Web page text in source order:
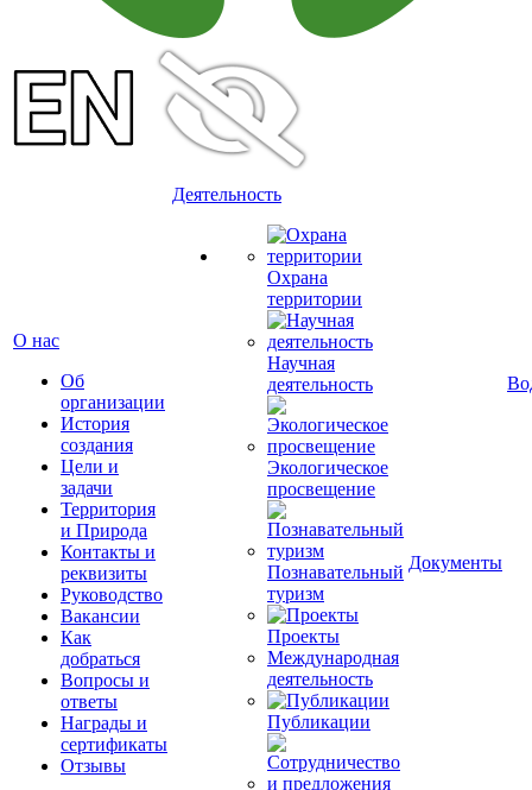
О нас
Об
организации
История
создания
Цели и
задачи
Территория
и Природа
Контакты и
реквизиты
Руководство
Вакансии
Как
добраться
Вопросы и
ответы
Награды и
сертификаты
Отзывы
Деятельность
Охрана
территории
Научная
деятельность
Экологическое
просвещение
Познавательный
туризм
Проекты
Международная
деятельность
Публикации
Документы